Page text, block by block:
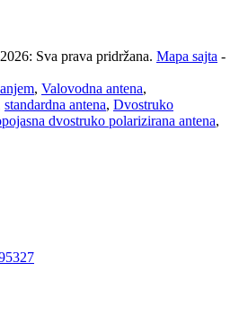
Sva prava pridržana. Mapa sajta -
, Valovodna antena,
standardna antena, Dvostruko
dvostruko polarizirana antena,